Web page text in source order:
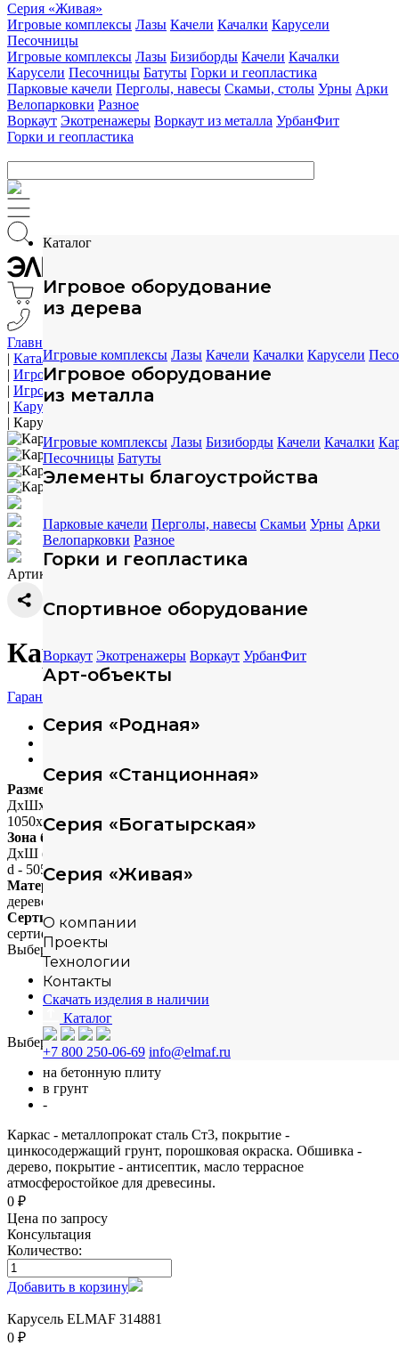
Серия «Живая»
Игровые комплексы Лазы Качели Качалки Карусели
Песочницы
Игровые комплексы Лазы Бизиборды Качели Качалки
Карусели Песочницы Батуты Горки и геопластика
Парковые качели Перголы, навесы Скамьи, столы Урны Арки
Велопарковки Разное
Воркаут Экотренажеры Воркаут из металла УрбанФит
Горки и геопластика
Каталог
Игровое оборудование
из дерева
Игровые комплексы Лазы Качели Качалки Карусели
Игровое оборудование
из металла
Игровые комплексы Лазы Бизиборды Качели Качалки
Песочницы Батуты
Элементы благоустройства
Парковые качели Перголы, навесы Скамьи Урны Арки
Велопарковки Разное
Горки и геопластика
Спортивное оборудование
Воркаут Экотренажеры Воркаут УрбанФит
Арт-объекты
Серия «Родная»
Серия «Станционная»
Серия «Богатырская»
Серия «Живая»
О компании
Проекты
Технологии
Контакты
Скачать изделия в наличии
Каталог
+7 800 250-06-69 info@elmaf.ru
Главная
| Каталог
| Игровое оборудование
| Игровое оборудование из дерева
| Карусели
| Карусель ELMAF 314881
Артикул:
Карусель ELMAF 314881
Гарантия
Характеристики
Размеры
ДхШхВ (мм)
1050х1050х1200
Зона безопасности
ДхШ (мм)
d - 5050
Материал
дерево+металл
Сертификация
сертифицировано
Выберите материал
сосна
лиственница
Выберите способ монтажа
на бетонную плиту
в грунт
-
Каркас - металлопрокат сталь Ст3, покрытие -
цинкосодержащий грунт, порошковая окраска. Обшивка -
дерево, покрытие - антисептик, масло террасное
атмосферостойкое для древесины.
0 ₽
Цена по запросу
Консультация
Количество:
Добавить в корзину
Карусель ELMAF 314881
0 ₽